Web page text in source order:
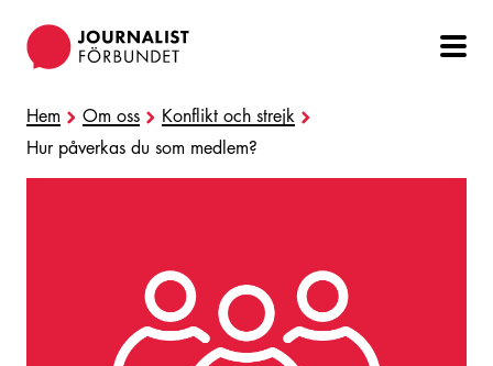
Hem Om oss
Konflikt och strejk
Hur påverkas du som medlem?